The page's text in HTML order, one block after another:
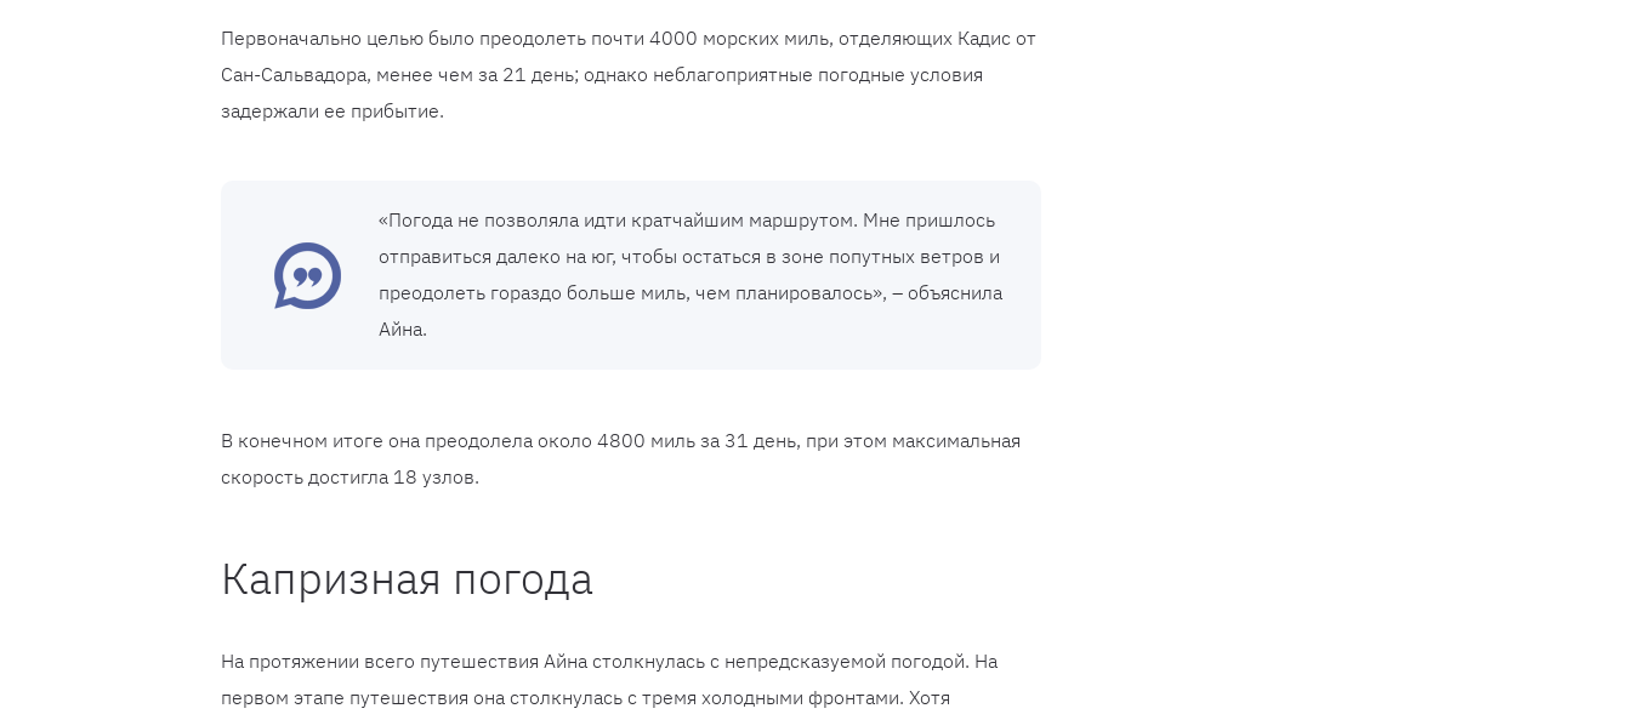
Первоначально целью было преодолеть почти 4000 морских миль, отделяющих Кадис от
Сан-Сальвадора, менее чем за 21 день; однако неблагоприятные погодные условия
задержали ее прибытие.
«Погода не позволяла идти кратчайшим маршрутом. Мне пришлось
отправиться далеко на юг, чтобы остаться в зоне попутных ветров и
преодолеть гораздо больше миль, чем планировалось», – объяснила
Айна.
В конечном итоге она преодолела около 4800 миль за 31 день, при этом максимальная
скорость достигла 18 узлов.
Капризная погода
На протяжении всего путешествия Айна столкнулась с непредсказуемой погодой. На
первом этапе путешествия она столкнулась с тремя холодными фронтами. Хотя